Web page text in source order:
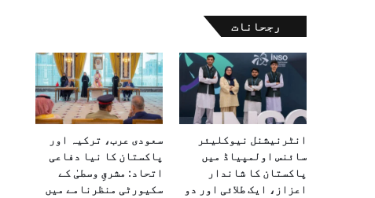
رجحانات
انٹرنیشنل نیوکلیئر
سائنس اولمپیاڈ میں
پاکستان کا شاندار
اعزاز، ایک طلائی اور دو
سعودی عرب، ترکیہ اور
پاکستان کا نیا دفاعی
اتحاد: مشرقِ وسطیٰ کے
سکیورٹی منظرنامے میں